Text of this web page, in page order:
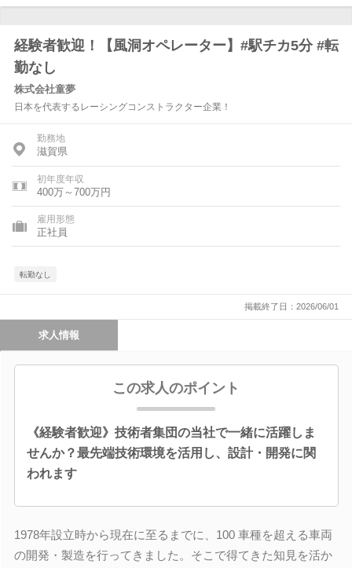
経験者歓迎！【風洞オペレーター】#駅チカ5分 #転
勤なし
株式会社童夢
日本を代表するレーシングコンストラクター企業！
勤務地
滋賀県
初年度年収
400万～700万円
雇用形態
正社員
転勤なし
掲載終了日：2026/06/01
求人情報
この求人のポイント
《経験者歓迎》技術者集団の当社で一緒に活躍しま
せんか？最先端技術環境を活用し、設計・開発に関
われます
1978年設立時から現在に至るまでに、100 車種を超える車両
の開発・製造を行ってきました。そこで得てきた知見を活か